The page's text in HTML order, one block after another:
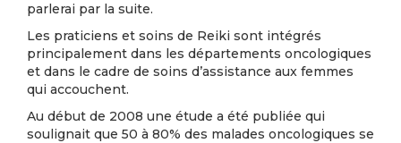
parlerai par la suite.
Les praticiens et soins de Reiki sont intégrés
principalement dans les départements oncologiques
et dans le cadre de soins d’assistance aux femmes
qui accouchent.
Au début de 2008 une étude a été publiée qui
soulignait que 50 à 80% des malades oncologiques se